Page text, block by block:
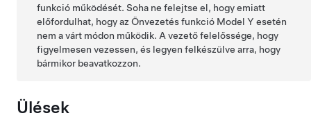
funkció működését. Soha ne felejtse el, hogy emiatt
előfordulhat, hogy azÖnvezetésfunkció Model Y esetén
nem a várt módon működik. A vezető felelőssége, hogy
figyelmesen vezessen, és legyen felkészülve arra, hogy
bármikor beavatkozzon.
Ülések